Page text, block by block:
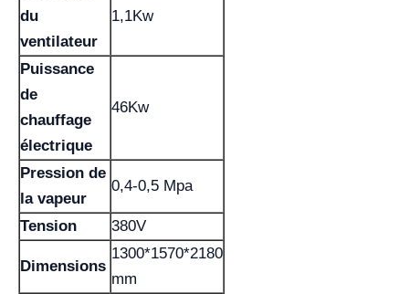
du
ventilateur
1,1Kw
Puissance
de
chauffage
électrique
46Kw
Pression de
la vapeur
0,4-0,5 Mpa
Tension 380V
Dimensions
1300*1570*2180
mm